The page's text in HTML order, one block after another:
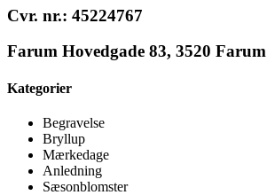
Cvr. nr.: 45224767
Farum Hovedgade 83, 3520 Farum
Kategorier
Begravelse
Bryllup
Mærkedage
Anledning
Sæsonblomster